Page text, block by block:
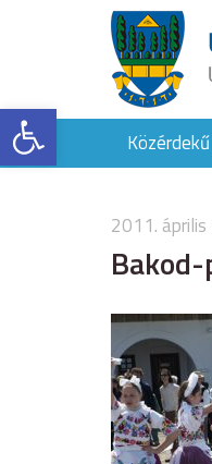
Eszköztár megnyitása
2011.